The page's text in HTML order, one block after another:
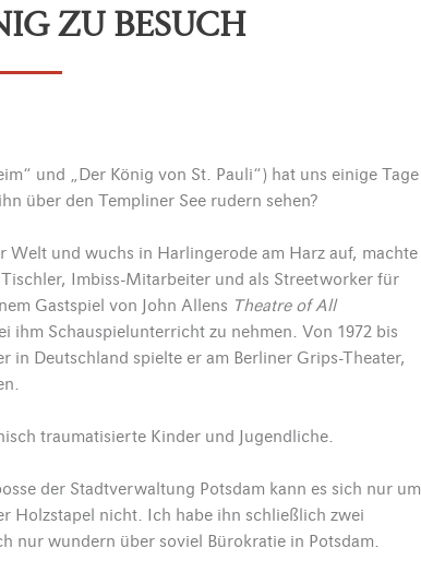
ZU BESUCH
und „Der König von St. Pauli“) hat uns einige Tage
über den Templiner See rudern sehen?
Welt und wuchs in Harlingerode am Harz auf, machte
Imbiss-Mitarbeiter und als Streetworker für
Gastspiel von John Allens Theatre of All
Schauspielunterricht zu nehmen. Von 1972 bis
in Deutschland spielte er am Berliner Grips-Theater,
traumatisierte Kinder und Jugendliche.
der Stadtverwaltung Potsdam kann es sich nur um
nicht. Ich habe ihn schließlich zwei
nur wundern über soviel Bürokratie in Potsdam.